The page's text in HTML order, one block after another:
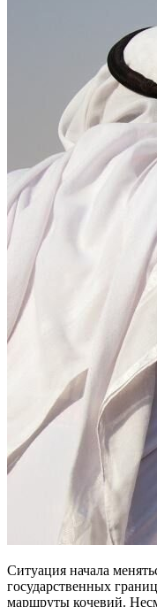
Ситуация начала
государственных
маршруты кочевий.